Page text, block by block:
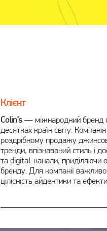
Клієнт
Colin’s— міжнародний бренд
десятках країн світу.
роздрібному продажу
тренди, впізнаваний стиль і
та digital-канали, приділяючи
бренду. Для компанії
цілісність айдентики та